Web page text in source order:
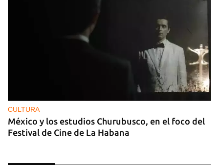
CULTURA
México y los estudios Churubusco, en el foco del
Festival de Cine de La Habana